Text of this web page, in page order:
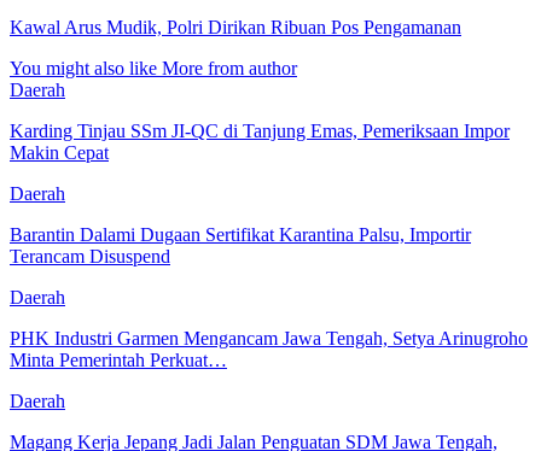
Kawal Arus Mudik, Polri Dirikan Ribuan Pos Pengamanan
You might also like More from author
Daerah
Karding Tinjau SSm JI-QC di Tanjung Emas, Pemeriksaan Impor
Makin Cepat
Daerah
Barantin Dalami Dugaan Sertifikat Karantina Palsu, Importir
Terancam Disuspend
Daerah
PHK Industri Garmen Mengancam Jawa Tengah, Setya Arinugroho
Minta Pemerintah Perkuat…
Daerah
Magang Kerja Jepang Jadi Jalan Penguatan SDM Jawa Tengah,